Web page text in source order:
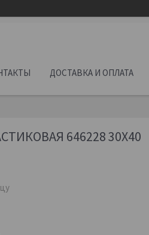
ДОСТАВКА И ОПЛАТА
646228 30Х40